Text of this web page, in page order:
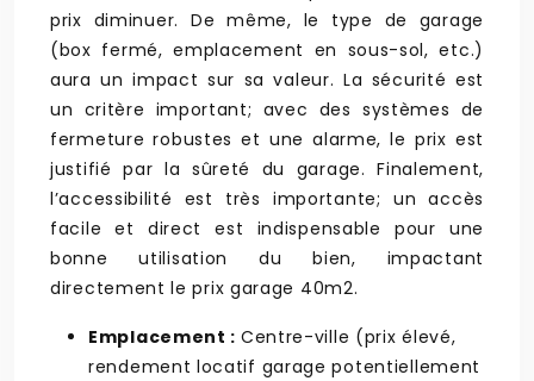
prix diminuer. De même, le type de garage
(box fermé, emplacement en sous-sol, etc.)
aura un impact sur sa valeur. La sécurité est
un critère important; avec des systèmes de
fermeture robustes et une alarme, le prix est
justifié par la sûreté du garage. Finalement,
l’accessibilité est très importante; un accès
facile et direct est indispensable pour une
bonne utilisation du bien, impactant
directement le prix garage 40m2.
Emplacement : Centre-ville (prix élevé,
rendement locatif garage potentiellement